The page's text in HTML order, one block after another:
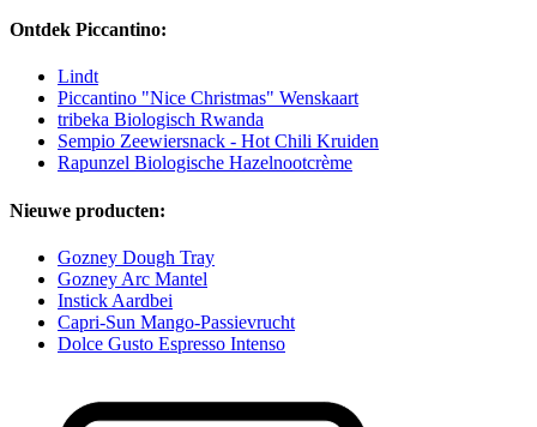
Ontdek Piccantino:
Lindt
Piccantino "Nice Christmas" Wenskaart
tribeka Biologisch Rwanda
Sempio Zeewiersnack - Hot Chili Kruiden
Rapunzel Biologische Hazelnootcrème
Nieuwe producten:
Gozney Dough Tray
Gozney Arc Mantel
Instick Aardbei
Capri-Sun Mango-Passievrucht
Dolce Gusto Espresso Intenso